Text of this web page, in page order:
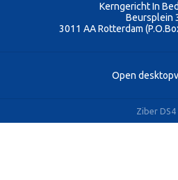
Kerngericht In
Beursplein
3011 AA Rotterdam
Open
Ziber DS4